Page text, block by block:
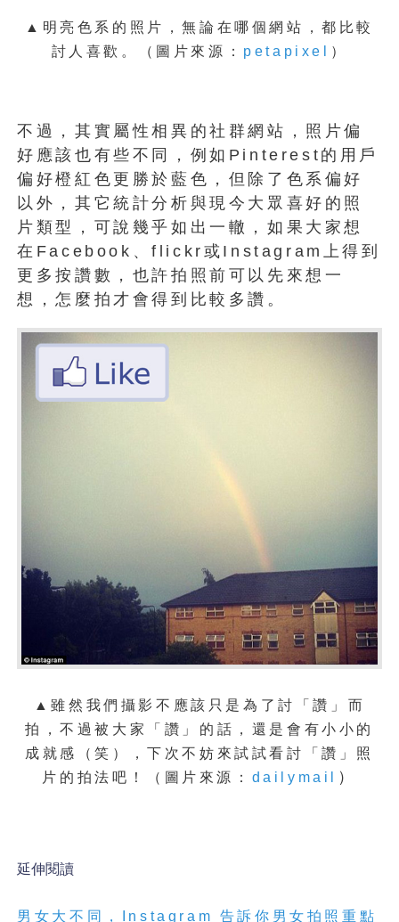
▲明亮色系的照片，無論在哪個網站，都比較
討人喜歡。
（圖片來源： petapixel ）
不過，其實屬性相異的社群網站，照片偏
好應該也有些不同，例如Pinterest的用戶
偏好橙紅色更勝於藍色，但除了色系偏好
以外，其它統計分析與現今大眾喜好的照
片類型，可說幾乎如出一轍，如果大家想
在Facebook、flickr或Instagram上得到
更多按讚數，也許拍照前可以先來想一
想，怎麼拍才會得到比較多讚。
▲雖然我們攝影不應該只是為了討「讚」而
拍，不過被大家「讚」的話，還是會有小小的
成就感（笑），下次不妨來試試看討「讚」照
片的拍法吧！
（圖片來源： dailymail ）
延伸閱讀
男女大不同， Instagram 告訴你男女拍照重點